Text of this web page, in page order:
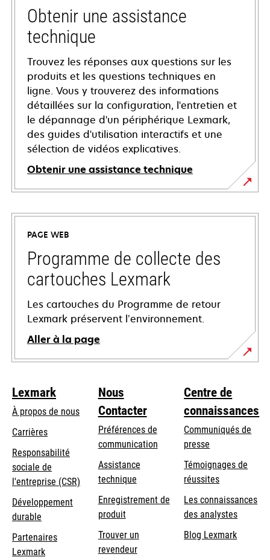
Obtenir une assistance
technique
Trouvez les réponses aux questions sur les
produits et les questions techniques en
ligne. Vous y trouverez des informations
détaillées sur la configuration, l'entretien et
le dépannage d'un périphérique Lexmark,
des guides d'utilisation interactifs et une
sélection de vidéos explicatives.
Obtenir une assistance technique
s’ouvre
dans
nouvel
onglet
PAGE WEB
Programme de collecte des
cartouches Lexmark
Les cartouches du Programme de retour
Lexmark préservent l’environnement.
Aller à la page
Lexmark
À propos de nous
Carrières
s’ouvre
dans
un
nouvel
onglet
Responsabilité
sociale de
l'entreprise (CSR) s’ouvre
onglet
Développement
durable
Partenaires
Lexmark
Nous
Contacter
Préférences de
communication
s’ouvre
dans
un
nouvel
onglet
Assistance
techniques’ouvre
un
onglet
Enregistrement de
produit
Trouver un
revendeur
Centre de
connaissances
Communiqués de
presse
Témoignages de
réussites
Les connaissances
des analystes
Blog Lexmark